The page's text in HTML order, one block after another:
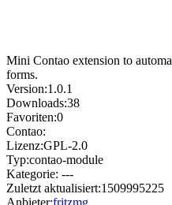
Mini Contao extension to
forms.
Version:1.0.1
Downloads:38
Favoriten:0
Contao:
Lizenz:GPL-2.0
Typ:contao-module
Kategorie: ---
Zuletzt aktualisiert:1509995225
Anbieter:fritzmg